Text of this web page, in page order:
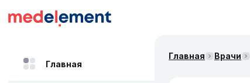
Главная
Главная Врачи